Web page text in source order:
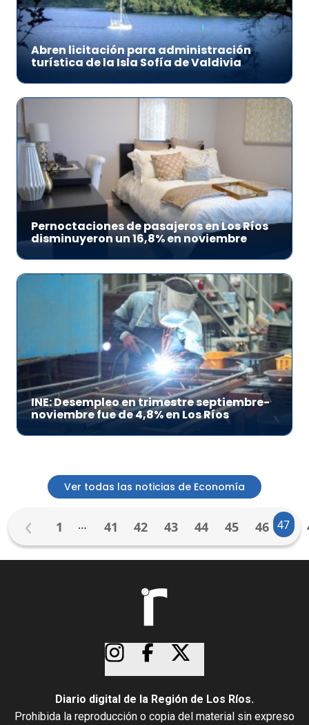
Abren licitación para administración
turística de la Isla Sofía de Valdivia
Pernoctaciones de pasajeros en Los Ríos
disminuyeron un 16,8% en noviembre
INE: Desempleo en trimestre septiembre-
noviembre fue de 4,8% en Los Ríos
Ver todas las noticias de Economía
1 … 41 42 43 44 45 46 47
Diario digital de la Región de Los Ríos.
Prohibida la reproducción o copia del material sin expreso